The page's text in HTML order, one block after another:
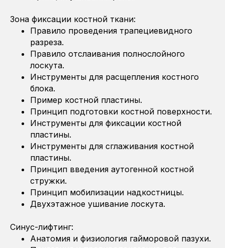
Зона фиксации костной ткани:
Правило проведения трапециевидного
разреза.
Правило отслаивания полнослойного
лоскута.
Инструменты для расщепления костного
блока.
Пример костной пластины.
Принцип подготовки костной поверхности.
Инструменты для фиксации костной
пластины.
Инструменты для сглаживания костной
пластины.
Принцип введения аутогенной костной
стружки.
Принцип мобилизации надкостницы.
Двухэтажное ушивание лоскута.
Синус-лифтинг:
Анатомия и физиология гайморовой пазухи.